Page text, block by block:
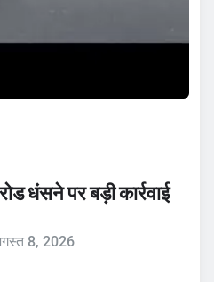
धंसने पर बड़ी कार्रवाई
8, 2026